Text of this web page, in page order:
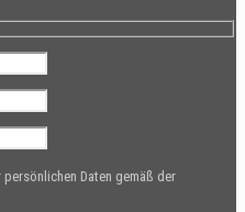
Daten gemäß der